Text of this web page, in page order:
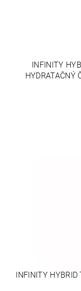
INFINITY
HYDRATAČNÝ
INFINITY HYBRID